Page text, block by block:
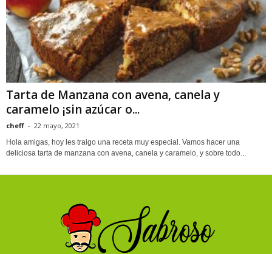
Tarta de Manzana con avena, canela y
caramelo ¡sin azúcar o...
cheff - 22 mayo, 2021
Hola amigas, hoy les traigo una receta muy especial. Vamos hacer una
deliciosa tarta de manzana con avena, canela y caramelo, y sobre todo...